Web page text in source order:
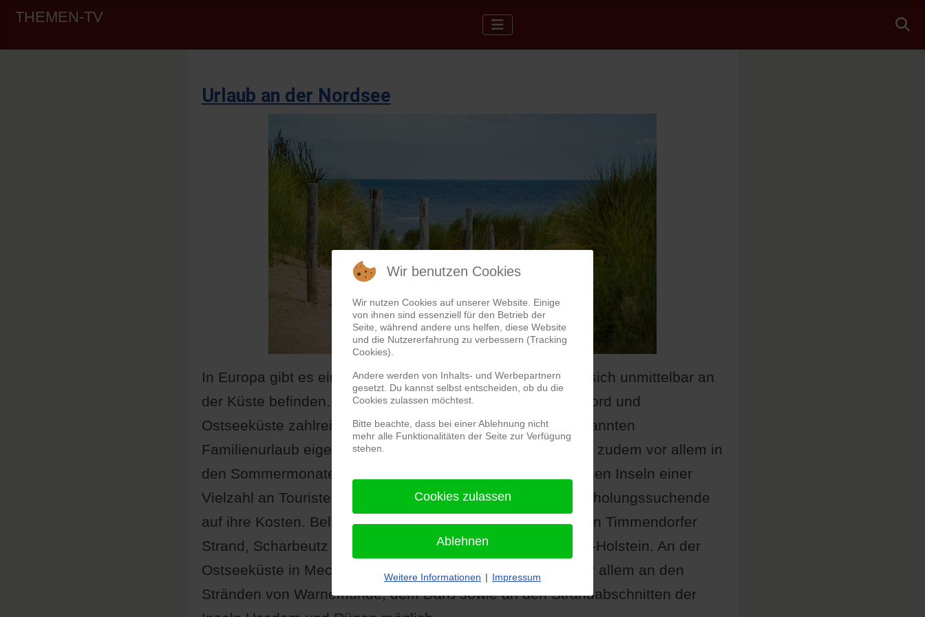
THEMEN-TV
Urlaub an der Nordsee
In Europa gibt es eine ganze Vielzahl von Reisezielen, die sich unmittelbar an
der Küste befinden. Zum einen gibt es in Deutschland an Nord und
Ostseeküste zahlreiche Ferienorte, die sich für einen entspannten
Familienurlaub eigenen. An der Nordseeküste erfreuen sich zudem vor allem in
den Sommermonaten die nordfriesischen sowie ostfriesischen Inseln einer
Vielzahl an Touristen. Auch an der Ostseeküste kommen Erholungssuchende
auf ihre Kosten. Beliebte Ferienregionen dort sind zum einen Timmendorfer
Strand, Scharbeutz und das Ostseebad Damp in Schleswig-Holstein. An der
Ostseeküste in Mecklenburg-Vorpommern ist Badespaß vor allem an den
Stränden von Warnemünde, dem Darß sowie an den Strandabschnitten der
Wir benutzen Cookies
Wir nutzen Cookies auf unserer Website. Einige
von ihnen sind essenziell für den Betrieb der
Seite, während andere uns helfen, diese Website
und die Nutzererfahrung zu verbessern (Tracking
Cookies).
Andere werden von Inhalts- und Werbepartnern
gesetzt. Du kannst selbst entscheiden, ob du die
Cookies zulassen möchtest.
Bitte beachte, dass bei einer Ablehnung nicht
mehr alle Funktionalitäten der Seite zur Verfügung
stehen.
Cookies zulassen
Ablehnen
Weitere Informationen | Impressum